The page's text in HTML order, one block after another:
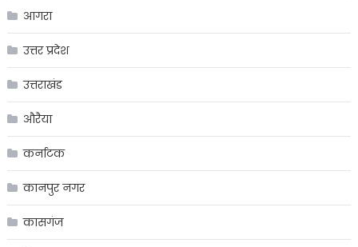
आगरा
उत्तर प्रदेश
उत्तराखंड
औरैया
कर्नाटक
कानपुर नगर
कासगंज